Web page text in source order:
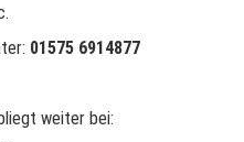
01575 6914877
weiter bei: